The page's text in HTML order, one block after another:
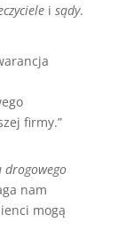
i sądy.
firmy.”
drogowego
nam
mogą